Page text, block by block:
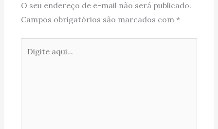
O seu endereço de e-mail não será publicado.
Campos obrigatórios são marcados com *
aqui...